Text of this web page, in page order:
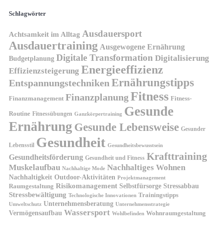
Schlagwörter
Achtsamkeit im Alltag Ausdauersport
Ausdauertraining Ausgewogene Ernährung
Budgetplanung Digitale Transformation Digitalisierung
Effizienzsteigerung Energieeffizienz
EntspannungstechnikenErnährungstipps
Finanzmanagement FinanzplanungFitness Fitness-
Routine Fitnessübungen Ganzkörpertraining Gesunde
Ernährung Gesunde Lebensweise Gesunder
Lebensstil Gesundheit Gesundheitsbewusstsein
Gesundheitsförderung Gesundheit und Fitness Krafttraining
Muskelaufbau Nachhaltige Mode Nachhaltiges Wohnen
Nachhaltigkeit Outdoor-Aktivitäten Projektmanagement
Raumgestaltung Risikomanagement Selbstfürsorge Stressabbau
Stressbewältigung Technologische Innovationen Trainingstipps
Umweltschutz Unternehmensberatung Unternehmensstrategie
Vermögensaufbau Wassersport Wohlbefinden Wohnraumgestaltung